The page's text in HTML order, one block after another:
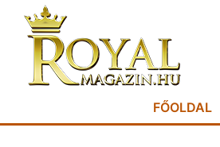
FŐOLDAL